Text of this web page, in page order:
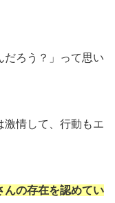
だろう？」って思い
激情して、行動もエ
んの存在を認めてい